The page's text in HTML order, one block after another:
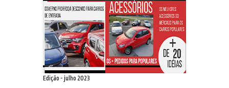
Edição - julho 2023